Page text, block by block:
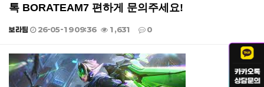
톡 BORATEAM7 편하게 문의주세요!
보라팀 26-05-19 09:36 1,631 0
본문